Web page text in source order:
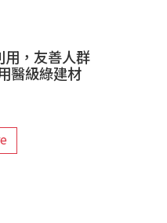
用，友善人群
醫級綠建材